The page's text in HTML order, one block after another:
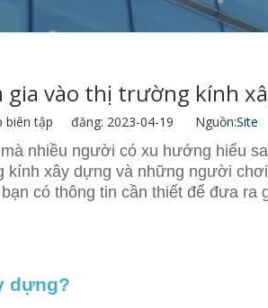
vào thị trường kính
biên tập đăng: 2023-04-19 Nguồn:Site
nhiều người có xu hướng hiểu
xây dựng và những người
có thông tin cần thiết để đưa
dựng?